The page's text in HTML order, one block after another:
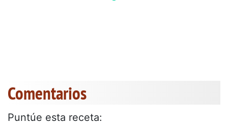
Comentarios
Puntúe esta receta: